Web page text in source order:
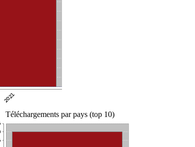
Téléchargements par pays (top 10)